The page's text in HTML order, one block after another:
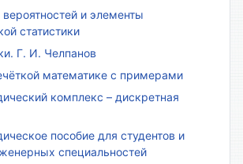
и элементы
статистики
Г. И. Челпанов
математике с примерами
комплекс – дискретная
пособие для студентов и
специальностей